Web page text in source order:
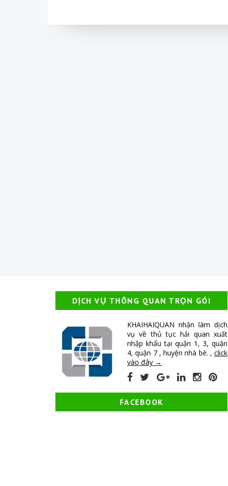
DỊCH VỤ THÔNG QUAN TRỌN GÓI
KHAIHAIQUAN nhận làm dịch
vụ về thủ tục hải quan xuất
nhập khẩu tại quận 1, 3, quận
4, quận 7 , huyện nhà bè. , click
vào đây →
FACEBOOK